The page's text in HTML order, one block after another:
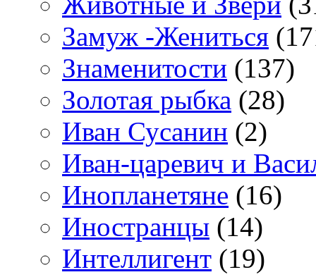
Замуж -Жениться
Знаменитости (137)
Золотая рыбка (28)
Иван Сусанин (2)
Иван-царевич и
Инопланетяне (16)
Иностранцы (14)
Интеллигент (19)